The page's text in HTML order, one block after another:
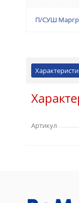
П/СУШ
Артикул